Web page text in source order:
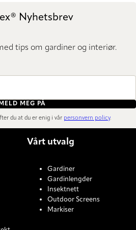
Nyhetsbrev
tips om gardiner og interiør.
MELD MEG PÅ
du at du er enig i vår personvern policy.
Vårt utvalg
Gardiner
Gardinlengder
Insektnett
Outdoor Screens
Markiser